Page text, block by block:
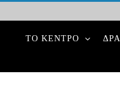
ΤΟ ΚΕΝΤΡΟ